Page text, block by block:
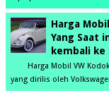
Harga
Yang Saat
kembali ke
Harga Mobil VW Kodok
yang dirilis oleh